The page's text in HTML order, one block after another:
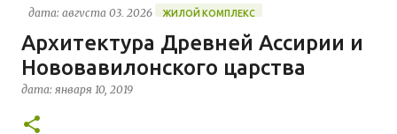
дата: августа 03, 2026 ЖИЛОЙ КОМПЛЕКС
В марте 2026 года в Монпелье завершилось
строительство знакового жилого комплекса
«Jardins Secrets» от бюро Vincent Callebaut
территории бывшей пехотной школы (EAI) в
Архитектура Древней Ассирии и
Нововавилонского царства
дата: января 10, 2019